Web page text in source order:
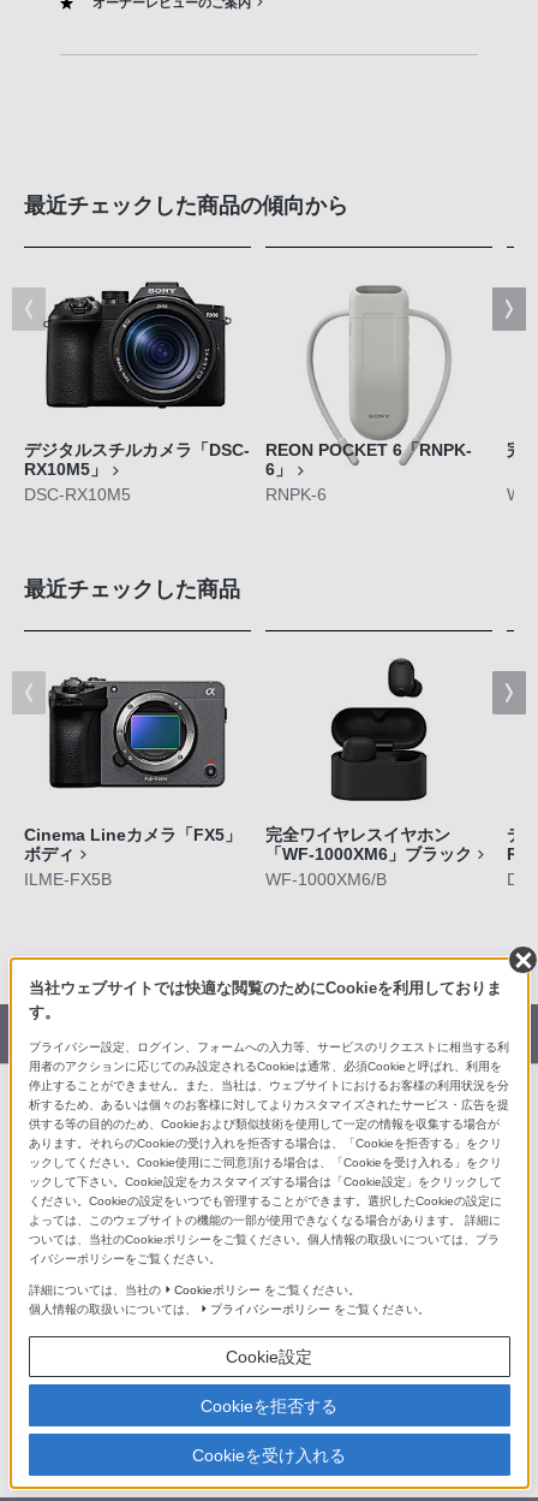
最近チェックした商品の傾向から
デジタルスチルカメラ「DSC-
RX10M5」
DSC-RX10M5
REON POCKET 6「RNPK-
6」
RNPK-6
完
最近チェックした商品
Cinema Lineカメラ「FX5」
ボディ
ILME-FX5B
完全ワイヤレスイヤホン
「WF-1000XM6」ブラック
WF-1000XM6/B
デ
地域店で体験・相談する
ソニーショップ
ソニーストアで体験・相談する
各店舗 (銀座・札幌・名古屋・大阪・
福岡天神)
知る・楽しむ
My Sony
My Sony メールマガジン
ソニーから最新情報を受け取る
My Sonyアプリ
YouTube
Facebook
X
当社ウェブサイトでは快適な閲覧のためにCookieを利用しておりま
す。
プライバシー設定、ログイン、フォームへの入力等、サービスのリクエストに相当する利
用者のアクションに応じてのみ設定されるCookieは通常、必須Cookieと呼ばれ、利用を
停止することができません。また、当社は、ウェブサイトにおけるお客様の利用状況を分
析するため、あるいは個々のお客様に対してよりカスタマイズされたサービス・広告を提
供する等の目的のため、Cookieおよび類似技術を使用して一定の情報を収集する場合が
あります。それらのCookieの受け入れを拒否する場合は、「Cookieを拒否する」をクリ
ックしてください。Cookie使用にご同意頂ける場合は、「Cookieを受け入れる」をクリ
ックして下さい。Cookie設定をカスタマイズする場合は「Cookie設定」をクリックして
ください。Cookieの設定をいつでも管理することができます。選択したCookieの設定に
よっては、このウェブサイトの機能の一部が使用できなくなる場合があります。 詳細に
ついては、当社のCookieポリシーをご覧ください。個人情報の取扱いについては、プラ
イバシーポリシーをご覧ください。
詳細については、当社の Cookieポリシー をご覧ください。
個人情報の取扱いについては、
プライバシーポリシー をご覧ください。
Cookie設定
Cookieを拒否する
Cookieを受け入れる